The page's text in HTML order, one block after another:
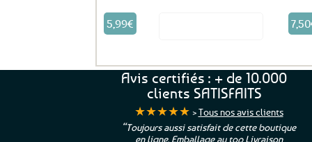
5,99€ 7,50
Avis certifiés : + de 10.000
clients SATISFAITS
★★★★★ >Tous nos avis clients
“Toujours aussi satisfait de cette boutique
en ligne. Emballage au top Livraison